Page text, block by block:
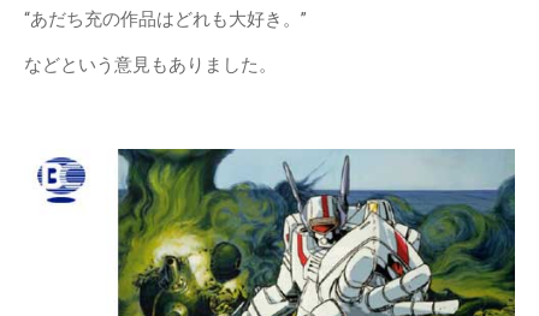
“あだち充の作品はどれも大好き。”
などという意見もありました。